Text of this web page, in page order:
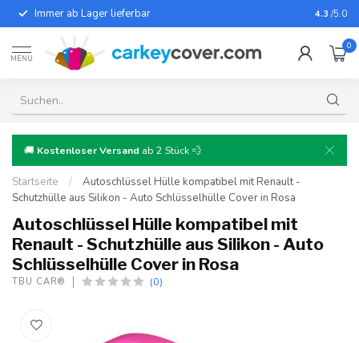
Immer ab Lager lieferbar Für fast
4.3 /5.0
MENU
0
🚚 Kostenloser Versand ab 2 Stück 💨
Startseite /
Autoschlüssel Hülle kompatibel mit Renault -
Schutzhülle aus Silikon - Auto Schlüsselhülle Cover in Rosa
Autoschlüssel Hülle kompatibel mit
Renault - Schutzhülle aus Silikon - Auto
Schlüsselhülle Cover in Rosa
TBU CAR® (0)